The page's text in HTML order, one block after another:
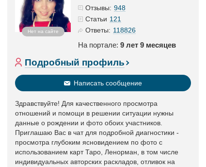
Нет на сайте
Отзывы: 948
Статьи 121
Ответы: 118826
На портале: 9 лет 9 месяцев
Подробный профиль
Написать сообщение
Здравствуйте! Для качественного просмотра
отношений и помощи в решении ситуации нужны
данные о рождении и фото обоих участников.
Приглашаю Вас в чат для подробной диагностики -
просмотра глубоким ясновидением по фото с
использованием карт Таро, Ленорман, в том числе
индивидуальных авторских раскладов, отливок на